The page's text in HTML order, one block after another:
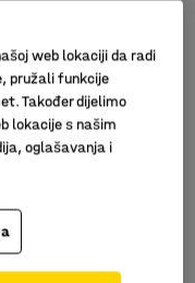
web lokaciji da radi
pružali funkcije
Također dijelimo
lokacije s našim
oglašavanja i